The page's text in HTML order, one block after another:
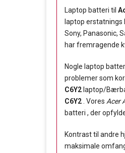
Laptop batteri til
laptop erstatnings
Sony, Panasonic,
har fremragende
Nogle laptop
problemer som
C6Y2 laptop/
C6Y2 . Vores Acer
batteri , der
Kontrast til andre
maksimale